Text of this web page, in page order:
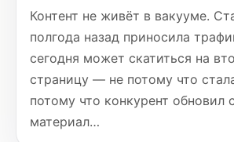
Контент не живёт в вакууме.
полгода назад приносила
сегодня может скатиться на
страницу — не потому что
потому что конкурент обновил
материал…